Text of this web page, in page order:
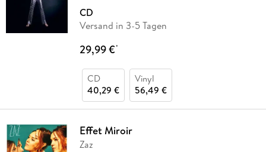
CD
Versand in 3-5 Tagen
29,99 €*
CD
40,29 €
Vinyl
56,49 €
Effet Miroir
Zaz